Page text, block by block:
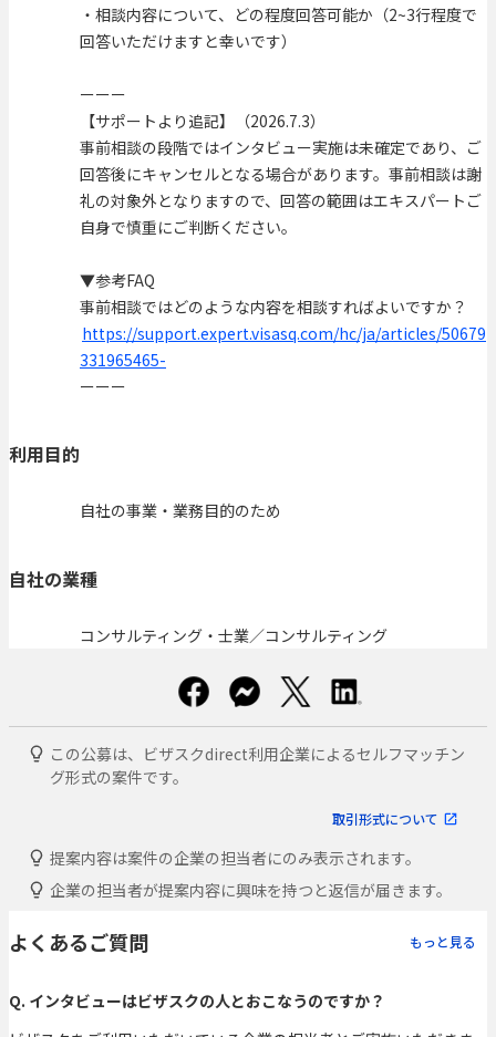
・相談内容について、どの程度回答可能か（2~3行程度で
回答いただけますと幸いです）
ーーー
【サポートより追記】（2026.7.3）
事前相談の段階ではインタビュー実施は未確定であり、ご
回答後にキャンセルとなる場合があります。事前相談は謝
礼の対象外となりますので、回答の範囲はエキスパートご
自身で慎重にご判断ください。
▼参考FAQ
事前相談ではどのような内容を相談すればよいですか？
https://support.expert.visasq.com/hc/ja/articles/50679
331965465-
ーーー
利用目的
自社の事業・業務目的のため
自社の業種
コンサルティング・士業／コンサルティング
この公募は、ビザスクdirect利用企業によるセルフマッチン
グ形式の案件です。
取引形式について
提案内容は案件の企業の担当者にのみ表示されます。
企業の担当者が提案内容に興味を持つと返信が届きます。
よくあるご質問 もっと見る
Q. インタビューはビザスクの人とおこなうのですか？